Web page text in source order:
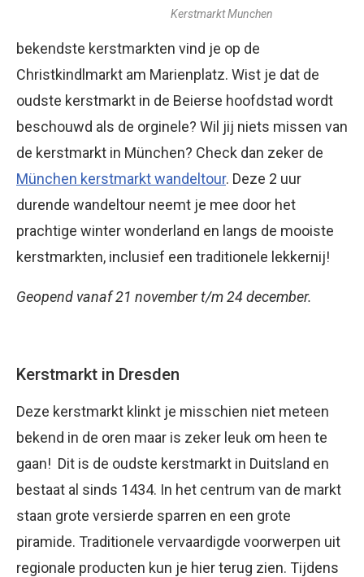
Kerstmarkt Munchen
bekendste kerstmarkten vind je op de
Christkindlmarkt am Marienplatz. Wist je dat de
oudste kerstmarkt in de Beierse hoofdstad wordt
beschouwd als de orginele? Wil jij niets missen van
de kerstmarkt in München? Check dan zeker de
München kerstmarkt wandeltour. Deze 2 uur
durende wandeltour neemt je mee door het
prachtige winter wonderland en langs de mooiste
kerstmarkten, inclusief een traditionele lekkernij!
Geopend vanaf 21 november t/m 24 december.
Kerstmarkt in Dresden
Deze kerstmarkt klinkt je misschien niet meteen
bekend in de oren maar is zeker leuk om heen te
gaan! Dit is de oudste kerstmarkt in Duitsland en
bestaat al sinds 1434. In het centrum van de markt
staan grote versierde sparren en een grote
piramide. Traditionele vervaardigde voorwerpen uit
regionale producten kun je hier terug zien. Tijdens